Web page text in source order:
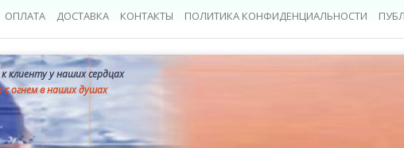
ОПЛАТА ДОСТАВКА КОНТАКТЫ ПОЛИТИКА КОНФИДЕНЦИАЛЬНОСТИ
клиенту у наших сердцах
с огнем в наших душах